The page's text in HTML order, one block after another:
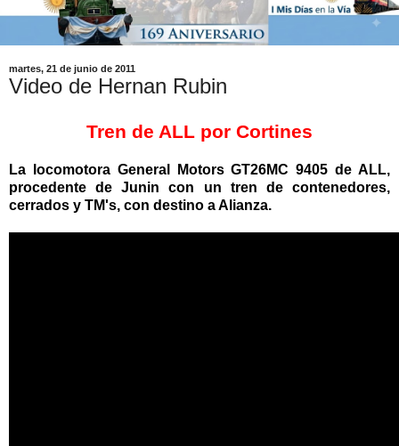
martes, 21 de junio de 2011
Video de Hernan Rubin
Tren de ALL por Cortines
La locomotora General Motors GT26MC 9405 de ALL,
procedente de Junin con un tren de contenedores,
cerrados y TM's, con destino a Alianza.